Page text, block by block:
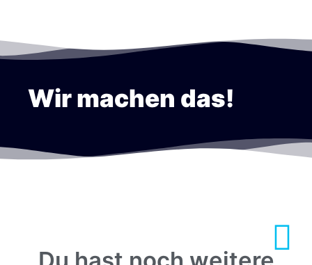
Wir machen das!